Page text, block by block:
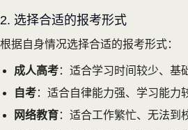
2. 选择合适的报考形式
根据自身情况选择合适的报考形式：
成人高考：适合学习时间较少、基
自考：适合自律能力强、学习能力
网络教育：适合工作繁忙、无法到